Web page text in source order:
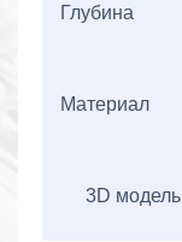
Глубина
Материал
3D